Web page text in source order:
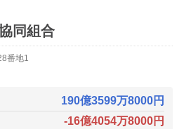
同組合
番地1
190億3599万8000円
-16億4054万8000円